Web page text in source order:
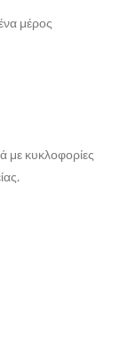
μέρος
με κυκλοφορίες